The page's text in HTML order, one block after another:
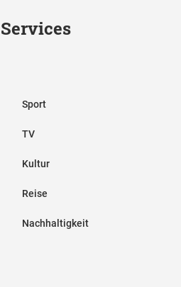
Sport
TV
Kultur
Reise
Nachhaltigkeit